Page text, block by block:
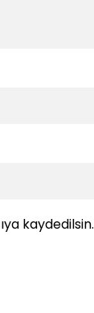
kaydedilsin.